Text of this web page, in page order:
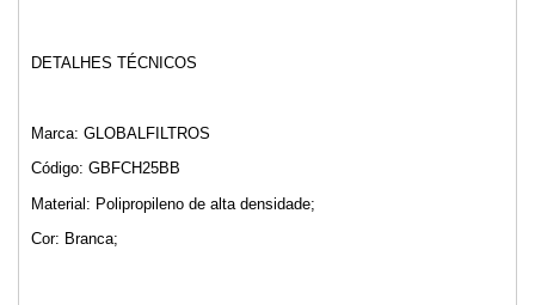
DETALHES TÉCNICOS
Marca: GLOBALFILTROS
Código: GBFCH25BB
Material: Polipropileno de alta densidade;
Cor: Branca;